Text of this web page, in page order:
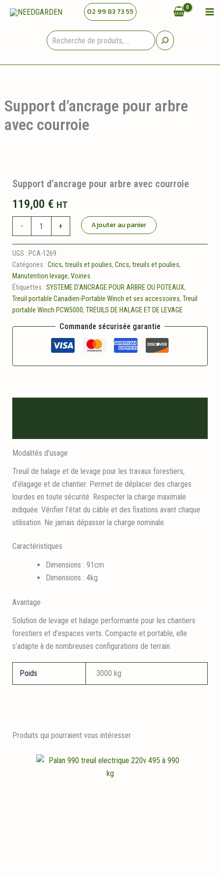
02 99 83 73 55
Support d’ancrage pour arbre
avec courroie
Support d’ancrage pour arbre avec courroie
119,00 € HT
-
d'ancrage
pour
avec
courroie
+ Ajouter au panier
UGS : PCA-1269
Catégories : Crics, treuils et poulies, Crics, treuils et poulies,
Manutention levage, Voiries
Étiquettes : SYSTEME D'ANCRAGE POUR ARBRE OU POTEAUX,
Treuil portable Canadien-Portable Winch et ses accessoires, Treuil
portable Winch PCW5000, TREUILS DE HALAGE ET DE LEVAGE
Commande sécurisée garantie
Modalités d’usage
Treuil de halage et de levage pour les travaux forestiers,
d’élagage et de chantier. Permet de déplacer des charges
lourdes en toute sécurité. Respecter la charge maximale
indiquée. Vérifier l’état du câble et des fixations avant chaque
utilisation. Ne jamais dépasser la charge nominale.
Caractéristiques
Dimensions : 91cm
Dimensions : 4kg
Avantage
Solution de levage et halage performante pour les chantiers
forestiers et d’espaces verts. Compacte et portable, elle
s’adapte à de nombreuses configurations de terrain.
Poids 3000 kg
Produits qui pourraient vous intéresser